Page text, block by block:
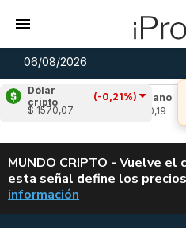
06/08/2026
Dólar
cripto
(-0,21%)
$ 1570,07
Cardano
(-
MUNDO CRIPTO - Vuelve
esta señal define los
información